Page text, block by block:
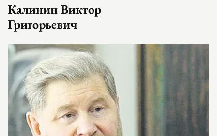
Калинин Виктор
Григорьевич